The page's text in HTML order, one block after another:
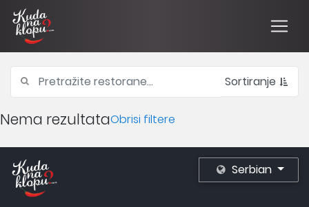
Sortiranje
Nema rezultataObrisi filtere
Serbian